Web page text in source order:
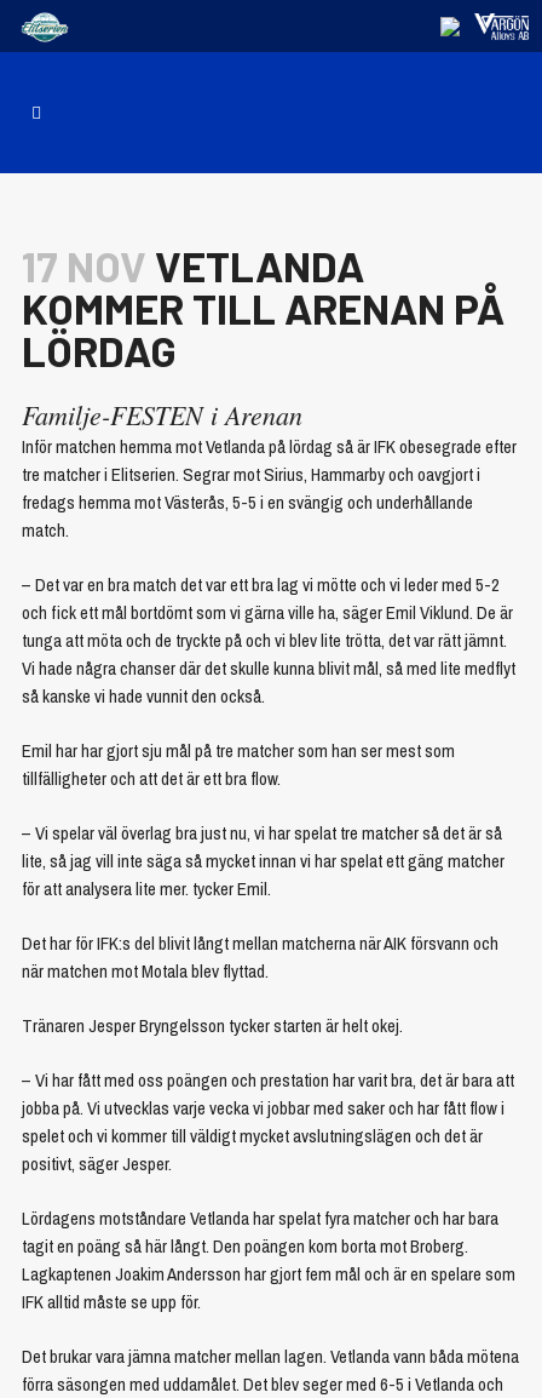
17 NOV VETLANDA
KOMMER TILL ARENAN PÅ
LÖRDAG
Familje-FESTEN i Arenan
Inför matchen hemma mot Vetlanda på lördag så är IFK obesegrade efter
tre matcher i Elitserien. Segrar mot Sirius, Hammarby och oavgjort i
fredags hemma mot Västerås, 5-5 i en svängig och underhållande
match.
– Det var en bra match det var ett bra lag vi mötte och vi leder med 5-2
och fick ett mål bortdömt som vi gärna ville ha, säger Emil Viklund. De är
tunga att möta och de tryckte på och vi blev lite trötta, det var rätt jämnt.
Vi hade några chanser där det skulle kunna blivit mål, så med lite medflyt
så kanske vi hade vunnit den också.
Emil har har gjort sju mål på tre matcher som han ser mest som
tillfälligheter och att det är ett bra flow.
– Vi spelar väl överlag bra just nu, vi har spelat tre matcher så det är så
lite, så jag vill inte säga så mycket innan vi har spelat ett gäng matcher
för att analysera lite mer. tycker Emil.
Det har för IFK:s del blivit långt mellan matcherna när AIK försvann och
när matchen mot Motala blev flyttad.
Tränaren Jesper Bryngelsson tycker starten är helt okej.
– Vi har fått med oss poängen och prestation har varit bra, det är bara att
jobba på. Vi utvecklas varje vecka vi jobbar med saker och har fått flow i
spelet och vi kommer till väldigt mycket avslutningslägen och det är
positivt, säger Jesper.
Lördagens motståndare Vetlanda har spelat fyra matcher och har bara
tagit en poäng så här långt. Den poängen kom borta mot Broberg.
Lagkaptenen Joakim Andersson har gjort fem mål och är en spelare som
IFK alltid måste se upp för.
Det brukar vara jämna matcher mellan lagen. Vetlanda vann båda mötena
förra säsongen med uddamålet. Det blev seger med 6-5 i Vetlanda och